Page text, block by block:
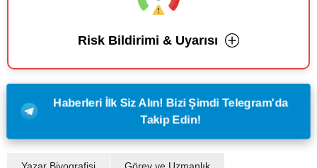
Risk Bildirimi & Uyarısı
Haberleri İlk Siz Alın! Bizi Şimdi Telegram'da
Takip Edin!
Yazar Biyografisi Görev ve Uzmanlık